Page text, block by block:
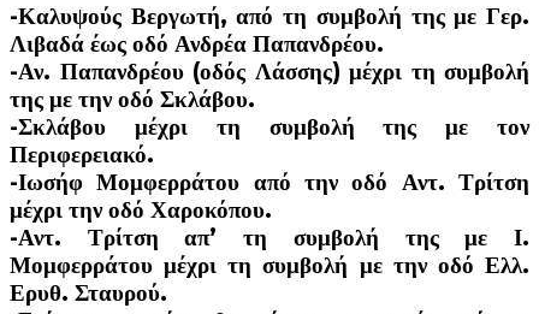
-Καλυψούς Βεργωτή, από τη συμβολή της με Γερ.
Λιβαδά έως οδό Ανδρέα Παπανδρέου.
-Αν. Παπανδρέου (οδός Λάσσης) μέχρι τη συμβολή
της με την οδό Σκλάβου.
-Σκλάβου μέχρι τη συμβολή της με τον
Περιφερειακό.
-Ιωσήφ Μομφερράτου από την οδό Αντ. Τρίτση
μέχρι την οδό Χαροκόπου.
-Αντ. Τρίτση απ’ τη συμβολή της με Ι.
Μομφερράτου μέχρι τη συμβολή με την οδό Ελλ.
Ερυθ. Σταυρού.